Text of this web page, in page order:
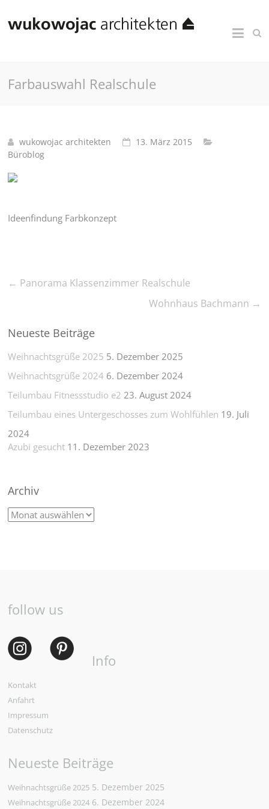
Farbauswahl Realschule
wukowojac architekten
13. März 2015
Büroblog
Ideenfindung Farbkonzept
← Panorama Klassenzimmer Realschule
Wohnhaus Bachmann →
Neueste Beiträge
Weihnachtsgrüße 2025 5. Dezember 2025
Weihnachtsgrüße 2024 6. Dezember 2024
Teilumbau Fitnessstudio e2 23. August 2024
Teilumbau eines Untergeschosses zum Wohlfühlen 19. Juli
2024
Azubi gesucht 11. Dezember 2023
Archiv
follow us
Info
Kontakt
Anfahrt
Impressum
Datenschutz
Neueste Beiträge
Weihnachtsgrüße 2025 5. Dezember 2025
Weihnachtsgrüße 2024 6. Dezember 2024